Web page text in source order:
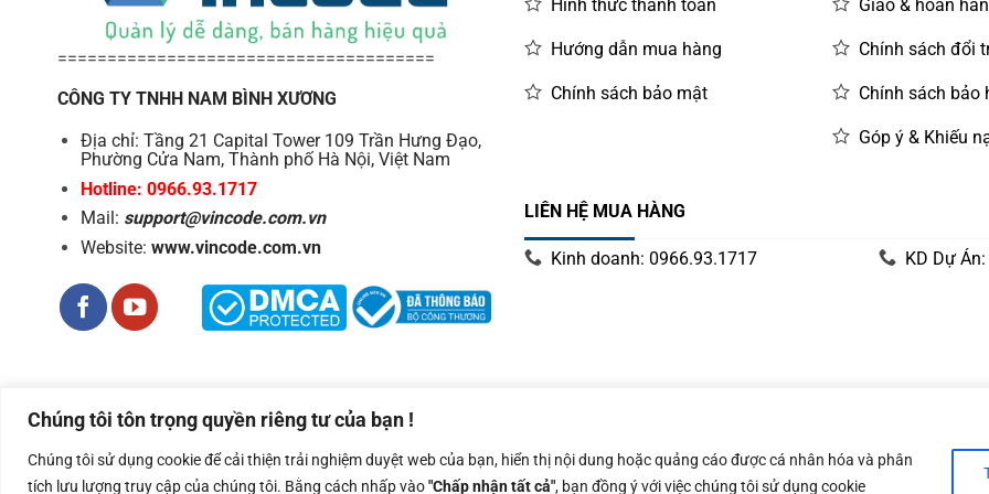
Chúng tôi tôn trọng quyền riêng tư của bạn !
Chúng tôi sử dụng cookie để cải thiện trải nghiệm duyệt web của bạn, hiển thị nội dung hoặc quảng cáo được cá nhân hóa và phân
tích lưu lượng truy cập của chúng tôi. Bằng cách nhấp vào"Chấp nhận tất cả", bạn đồng ý với việc chúng tôi sử dụng cookie
======================================
CÔNG TY TNHH NAM BÌNH XƯƠNG
Địa chỉ: Tầng 21 Capital Tower 109 Trần Hưng Đạo,
Phường Cửa Nam, Thành phố Hà Nội, Việt Nam
Hotline: 0966.93.1717
Mail: support@vincode.com.vn
Website: www.vincode.com.vn
Hình thức thanh toán
Hướng dẫn mua hàng
Chính sách bảo mật
Giao & hoàn
Chính sách đổi
Chính sách bảo
Góp ý & Khiếu
LIÊN HỆ MUA HÀNG
Kinh doanh: 0966.93.1717 KD Dự
Công ty TNHH Nam Bình Xương - Số ĐKKD: 0108783483 cấp ngày 14/06/2019 bởi Sở Kế Hoạch và Đầu Tư Tp. Hà Nội
Copyright 2026 ©Nam Binh Xuong